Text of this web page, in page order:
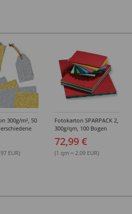
300g/m², 50
EUR)
Fotokarton SPARPACK 2,
300g/qm, 100 Bogen
50x70 cm sortiert
72,99 €
(1 qm = 2.09 EUR)